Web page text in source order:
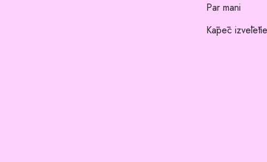
Par mani
Kāpēc